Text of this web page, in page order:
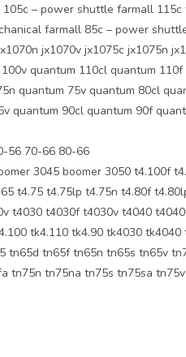
105c – power shuttle farmall
farmall 85c – power
jx1070v jx1075c jx1075n
quantum 110cl quantum
quantum 75v quantum 80cl
quantum 90cl quantum 90f
56 70-66 80-66
3045 boomer 3050 t4.100f
t4.75 t4.75lp t4.75n t4.80f
t4030 t4030f t4030v t4040
tk4.110 tk4.90 tk4030 tk4040
tn65d tn65f tn65n tn65s tn65v
tn75n tn75na tn75s tn75sa